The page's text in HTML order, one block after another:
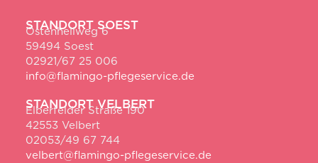
STANDORT SOEST
Ostenhellweg 6
59494 Soest
02921/67 25 006
info@flamingo-pflegeservice.de
STANDORT VELBERT
Elberfelder Straße 190
42553 Velbert
02053/49 67 744
velbert@flamingo-pflegeservice.de